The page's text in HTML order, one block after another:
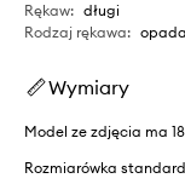
Rękaw: długi
Rodzaj rękawa:
Wymiary
Model ze zdjęcia ma
Rozmiarówka